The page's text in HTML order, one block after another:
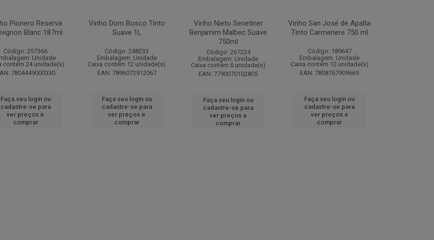
Pionero Reserva
Blanc 187ml
Código: 257366
Unidade
contém 24 unidade(s)
7804449000330
Faça seu login ou
cadastre-se para
ver preços e
comprar
Vinho Dom Bosco Tinto
Suave 1L
Código: 248233
Embalagem: Unidade
Caixa contém 12 unidade(s)
EAN: 7896072912067
Faça seu login ou
cadastre-se para
ver preços e
comprar
Vinho Nieto Senetiner
Benjamim Malbec Suave
750ml
Código: 267224
Embalagem: Unidade
Caixa contém 6 unidade(s)
EAN: 7790070102805
Faça seu login ou
cadastre-se para
ver preços e
comprar
Vinho San José de Apalta
Tinto Carmenere 750 ml
Código: 189647
Embalagem: Unidade
Caixa contém 12 unidade(s)
EAN: 7808767909665
Faça seu login ou
cadastre-se para
ver preços e
comprar